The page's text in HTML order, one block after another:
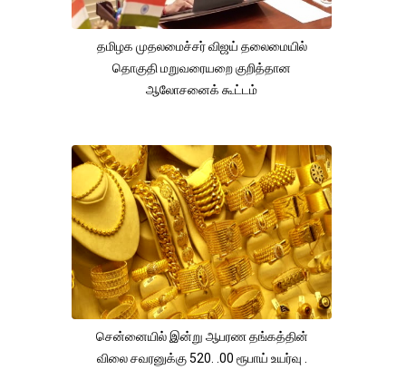
தமிழக முதலமைச்சர் விஜய் தலைமையில்
தொகுதி மறுவரையறை குறித்தான
ஆலோசனைக் கூட்டம்
சென்னையில் இன்று ஆபரண தங்கத்தின்
விலை சவரனுக்கு 520. .00 ரூபாய் உயர்வு .